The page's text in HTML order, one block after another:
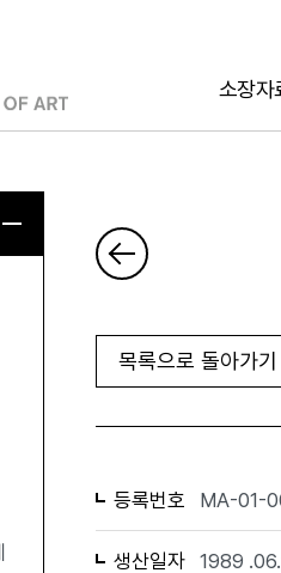
소장자
목록으로 돌아가기
등록번호 MA-01-
생산일자 1989